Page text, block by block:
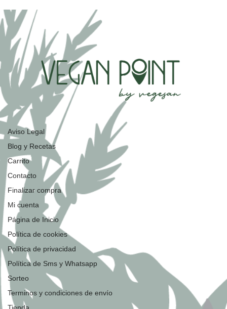
Aviso Legal
Blog y Recetas
Carrito
Contacto
Finalizar compra
Mi cuenta
Página de Inicio
Política de cookies
Política de privacidad
Política de Sms y Whatsapp
Sorteo
Terminos y condiciones de envío